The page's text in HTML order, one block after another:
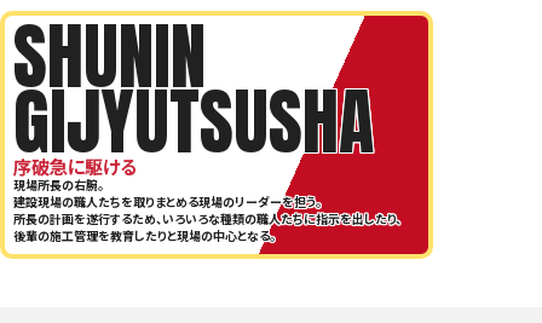
SHUNIN
GIJYUTSUSHA
序破急に駆ける
現場所長の右腕。
建設現場の職人たちを取りまとめる現場のリーダーを担う。
所長の計画を遂行するため、いろいろな種類の職人たちに指示を出したり、
後輩の施工管理を教育したりと現場の中心となる。